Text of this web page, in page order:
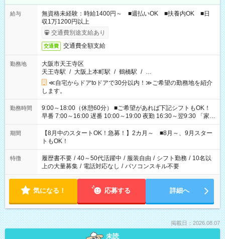
給与
無資格未経験：時給1400円～ ■週払いOK ■扶養内OK ■日
収1万1200円以上
交通費別途支給あり
交通費 交通費全額支給
勤務地
大阪市天王寺区
天王寺駅 / 大阪上本町駅 / 鶴橋駅 / …
≪自宅からドアtoドアで30分以内！≫ご希望の勤務地を紹介
します。
勤務時間
9:00～18:00（休憩60分） ■ご希望があれば下記シフトもOK！
早番 7:00～16:00 遅番 10:00～19:00 夜勤 16:30～翌9:30 「家族
と休みを合わせたい」 「余裕を持って夕飯の準備がしたい」
「できれば残業はしたくない」 など、ご希望を教えてください
ね。 ※Wワーク希望の方へ 今ご覧のお仕事で希望する勤務時間
と、もう1つのお仕事の勤務時間。 合計で週40時間を超える場
合は応募できません。
期間
【8月中のスタートOK！急募！】2カ月～ ■8月～、9月スター
トもOK！
特徴 履歴書不要 / 40～50代活躍中 / 服装自由 / シフト勤務 / 10名以
上の大量募集 / 電話対応なし / パソコンスキル不要
気になる！ 応募する 詳細へ
掲載日：2026.08.07
未読